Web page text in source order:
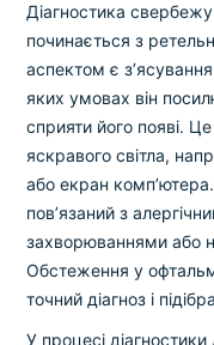
Діагностика
починається з
аспектом є
яких умовах він
сприяти його появі.
яскравого світла,
або екран
пов’язаний з
захворюваннями або
Обстеження у
точний діагноз і
У процесі